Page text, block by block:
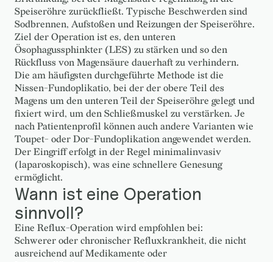
Speiseröhre zurückfließt. Typische Beschwerden sind
Sodbrennen, Aufstoßen und Reizungen der Speiseröhre.
Ziel der Operation ist es, den unteren
Ösophagussphinkter (LES) zu stärken und so den
Rückfluss von Magensäure dauerhaft zu verhindern.
Die am häufigsten durchgeführte Methode ist die
Nissen-Fundoplikatio, bei der der obere Teil des
Magens um den unteren Teil der Speiseröhre gelegt und
fixiert wird, um den Schließmuskel zu verstärken. Je
nach Patientenprofil können auch andere Varianten wie
Toupet- oder Dor-Fundoplikation angewendet werden.
Der Eingriff erfolgt in der Regel minimalinvasiv
(laparoskopisch), was eine schnellere Genesung
ermöglicht.
Wann ist eine Operation
sinnvoll?
Eine Reflux-Operation wird empfohlen bei:
Schwerer oder chronischer Refluxkrankheit, die nicht
ausreichend auf Medikamente oder